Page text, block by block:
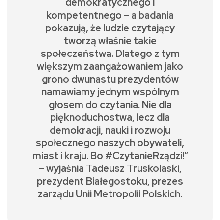
kompetentnego – a badania
pokazują, że ludzie czytający
tworzą właśnie takie
społeczeństwa. Dlatego z tym
większym zaangażowaniem jako
grono dwunastu prezydentów
namawiamy jednym wspólnym
głosem do czytania. Nie dla
pięknoduchostwa, lecz dla
demokracji, nauki i rozwoju
społecznego naszych obywateli,
miast i kraju. Bo #CzytanieRządzi!”
– wyjaśnia Tadeusz Truskolaski,
prezydent Białegostoku, prezes
zarządu Unii Metropolii Polskich.